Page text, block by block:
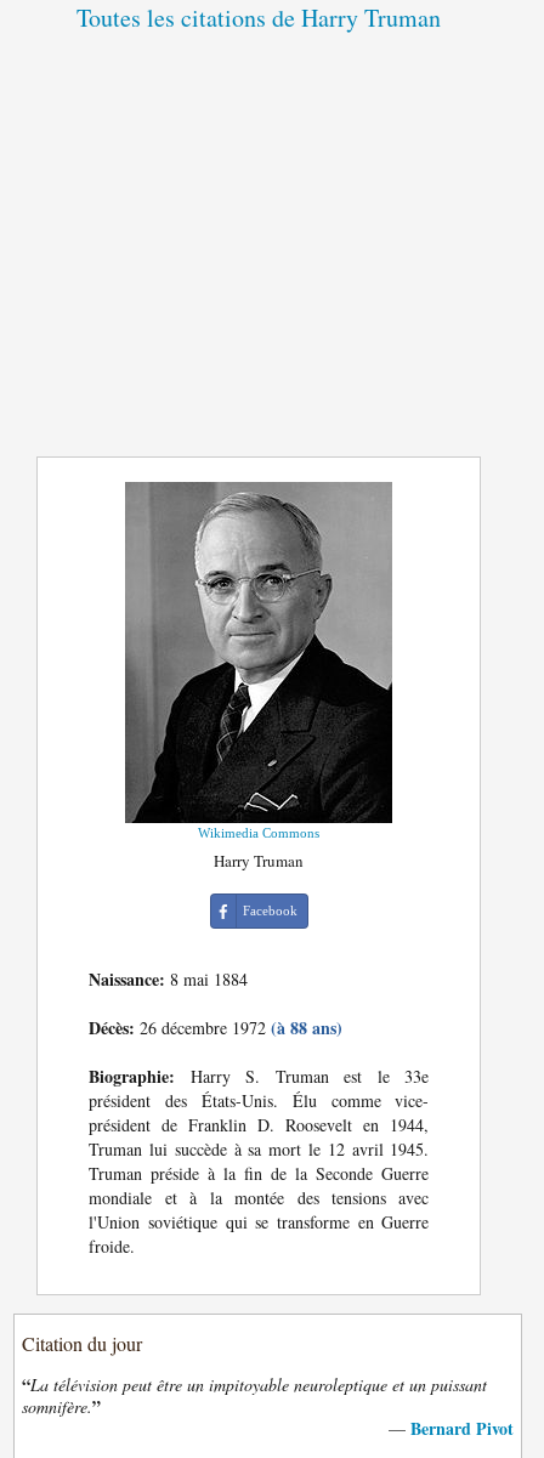
Toutes les citations de Harry Truman
Wikimedia Commons
Harry Truman
Facebook
Naissance: 8 mai 1884
Décès: 26 décembre 1972(à 88 ans)
Biographie: Harry S. Truman est le 33e
président des États-Unis. Élu comme vice-
président de Franklin D. Roosevelt en 1944,
Truman lui succède à sa mort le 12 avril 1945.
Truman préside à la fin de la Seconde Guerre
mondiale et à la montée des tensions avec
l'Union soviétique qui se transforme en Guerre
froide.
Citation du jour
“La télévision peut être un impitoyable neuroleptique et un puissant
somnifère.”
— Bernard Pivot